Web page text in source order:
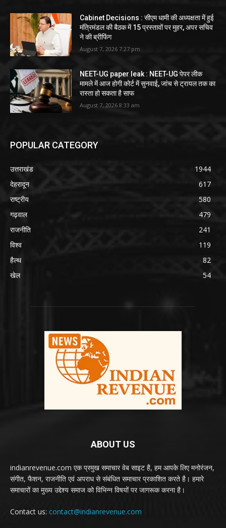
Cabinet Decisions : सीएम धामी की अध्यक्षता में हुई
मंत्रिमंडल की बैठक में 15 प्रस्तावों पर मुहर, अपर सचिव
ने की ब्रीफिंग
August 7, 2026 7:27 pm
NEET-UG paper leak : NEET-UG पेपर लीक
मामले में आज होगी कोर्ट में सुनवाई, जांच से ट्रायल तक का
रास्ता हो सकता है साफ
August 7, 2026 8:33 am
POPULAR CATEGORY
उत्तराखंड
1944
देहरादून
617
राष्ट्रीय
580
गढ़वाल
479
राजनीति
241
विश्व
119
हैल्थ
82
खेल
54
ABOUT US
indianrevenue.com एक प्रमुख समाचार वेब साइट है, हम आपके लिए मनोरंजन,
संगीत, फैशन, राजनीति एवं अपराध से संबंधित समाचार प्रकाशित करते है। हमारे
समाचारों का मुख्य उद्देश्य समाज को विभिन्न विषयों पर जागरूक करना है।
Contact us: contact@indianrevenue.com